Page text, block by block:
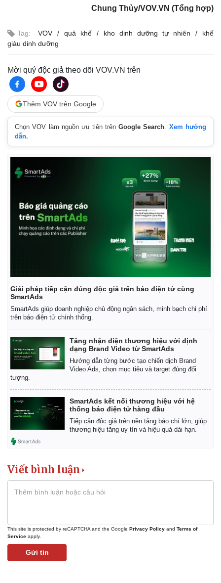
Pháp luật
Vụ án
Tư vấn luật
Quân sự - Quốc phòng
Chung Thủy/VOV.VN (Tổng hợp)
Tag: VOV quả khế kho dinh dưỡng tự nhiên
khế
giàu dinh dưỡng
Mời quý độc giả theo dõi VOV.VN trên
Thêm VOV trên Google
Chọn VOV làm nguồn ưu tiên trênGoogle Search
Xem hướng
dẫn.
Giải pháp tiếp cận đúng độc giả trên báo điện tử cùng
SmartAds
SmartAds giúp doanh nghiệp chủ động ngân sách, minh bạch chi phí
trên báo điện tử chính thống.
Tăng nhận diện thương hiệu với định
dạng Brand Video từ SmartAds
Hướng dẫn từng bước tạo chiến dịch Brand
Video Ads, chọn mục tiêu và target đúng đối
tượng.
SmartAds kết nối thương hiệu với hệ
thống báo điện tử hàng đầu
Tiếp cận độc giả trên nền tảng báo chí lớn, giúp
thương hiệu tăng uy tín và hiệu quả dài hạn.
Viết bình luận
This site is protected by reCAPTCHA and the Google Privacy Policy and Terms of
Service apply.
Gửi tin